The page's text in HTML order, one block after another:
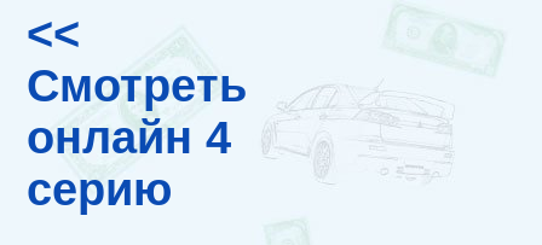
<<
Смотреть
онлайн 4
серию